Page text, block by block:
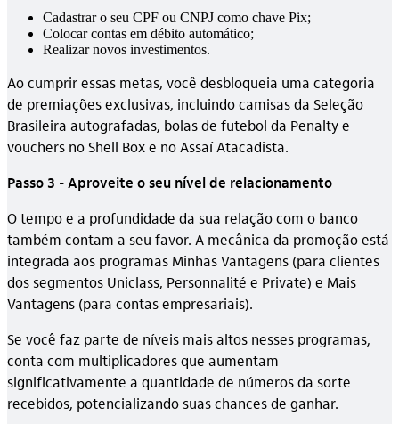
Cadastrar o seu CPF ou CNPJ como chave Pix;
Colocar contas em débito automático;
Realizar novos investimentos.
Ao cumprir essas metas, você desbloqueia uma categoria
de premiações exclusivas, incluindo camisas da Seleção
Brasileira autografadas, bolas de futebol da Penalty e
vouchers no Shell Box e no Assaí Atacadista.
Passo 3 - Aproveite o seu nível de relacionamento
O tempo e a profundidade da sua relação com o banco
também contam a seu favor. A mecânica da promoção está
integrada aos programas Minhas Vantagens (para clientes
dos segmentos Uniclass, Personnalité e Private) e Mais
Vantagens (para contas empresariais).
Se você faz parte de níveis mais altos nesses programas,
conta com multiplicadores que aumentam
significativamente a quantidade de números da sorte
recebidos, potencializando suas chances de ganhar.